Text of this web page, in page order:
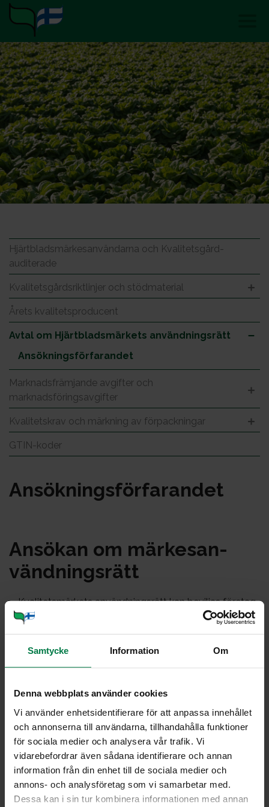
Samtycke Information Om
Denna webbplats använder cookies
Vi använder enhetsidentifierare för att anpassa innehållet
och annonserna till användarna, tillhandahålla funktioner
för sociala medier och analysera vår trafik. Vi
vidarebefordrar även sådana identifierare och annan
information från din enhet till de sociala medier och
annons- och analysföretag som vi samarbetar med.
Dessa kan i sin tur kombinera informationen med annan
Hjärtbladsmärkesanvändarna och Kvalitetsgård-
auditerade
Kvalitetsgårdsriktlinjer och stödmaterial
Årets kvalitetsproducent
Avtal om Hjärtbladsmärkets användningsrätt
Ansökningsförfarandet
Marknadsfrämjande avgifter och
marknadsföringsavgifter
Kvalitetskrav och märkning av förpackningar
GTIN-koder
An­sök­nings­för­fa­ran­det
An­sö­kan om mär­ke­san­
vänd­nings­rätt
Kvalitetsmärkets användningsrätt kan beviljas företag
som odlar eller som packar inhemska
Kvalitetsansvaret är hos förpackaren och därmed kan
Företagaren fyller i ansökningsblanketten
(avtalsblanketten).
Den undertecknade ansökningsblanketten lämnas till
Inhemska Trädgårdsprodukter, varefter föreningens
styrelse behandlar ansökan och den godkända
ansökan returneras till företagaren.
Märkesanvändningsrätten träder i kraft när företaget
genomgått en auditering.